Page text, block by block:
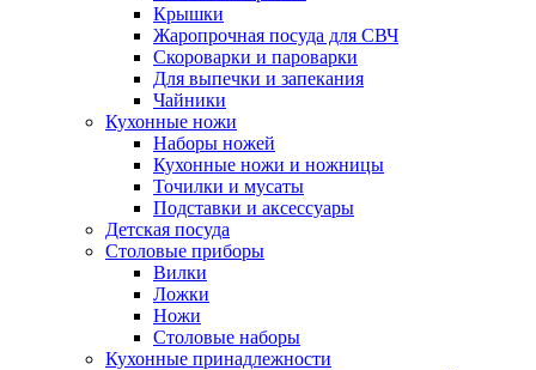
Крышки
Жаропрочная посуда для СВЧ
Скороварки и пароварки
Для выпечки и запекания
Чайники
Кухонные ножи
Наборы ножей
Кухонные ножи и ножницы
Точилки и мусаты
Подставки и аксессуары
Детская посуда
Столовые приборы
Вилки
Ложки
Ножи
Столовые наборы
Кухонные принадлежности